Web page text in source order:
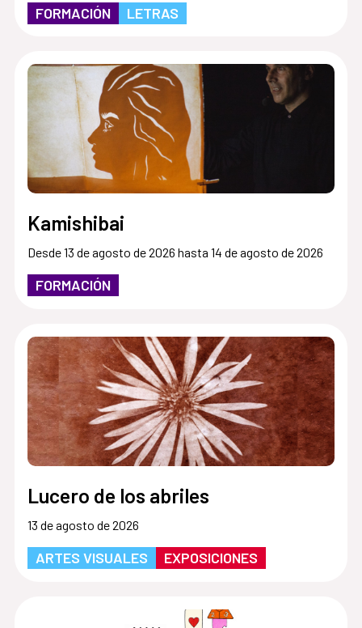
FORMACIÓN LETRAS
Kamishibai
Desde 13 de agosto de 2026 hasta 14 de agosto de 2026
FORMACIÓN
Lucero de los abriles
13 de agosto de 2026
ARTES VISUALES EXPOSICIONES